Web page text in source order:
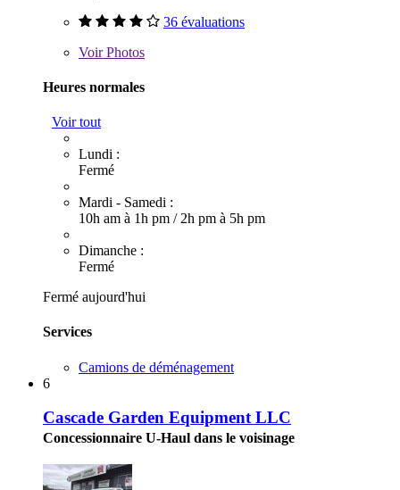
36 évaluations
VoirPhotos
Heures normales
Voir tout
Lundi :
Fermé
Mardi - Samedi :
10h am à 1h pm / 2h pm à 5h pm
Dimanche :
Fermé
Fermé aujourd'hui
Services
Camions de déménagement
6
Cascade Garden Equipment LLC
Concessionnaire U-Haul dans le voisinage